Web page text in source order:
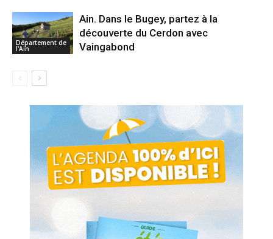
Département de
l'Ain
Ain. Dans le Bugey, partez à la
découverte du Cerdon avec
Vaingabond